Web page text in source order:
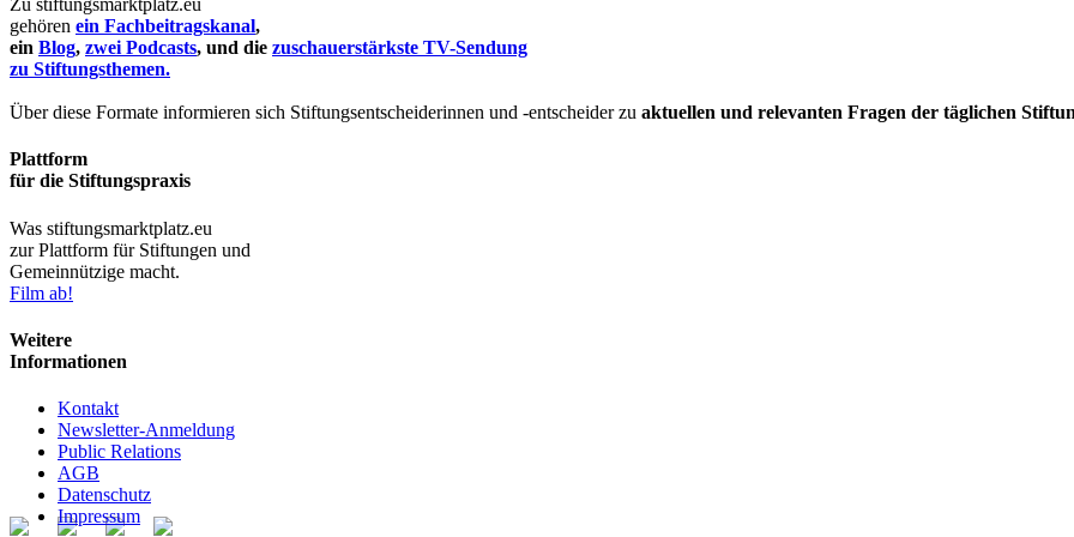
Zu stiftungsmarktplatz.eu
gehören ein Fachbeitragskanal,
ein Blog, zwei Podcasts, und die zuschauerstärkste TV-Sendung
zu Stiftungsthemen.
Über diese Formate informieren sich Stiftungsentscheiderinnen und -entscheider zu aktuellen und relevanten Fragen der täglichen
Plattform
für die Stiftungspraxis
Was stiftungsmarktplatz.eu
zur Plattform für Stiftungen und
Gemeinnützige macht.
Film ab!
Weitere
Informationen
Kontakt
Newsletter-Anmeldung
Public Relations
AGB
Datenschutz
Impressum